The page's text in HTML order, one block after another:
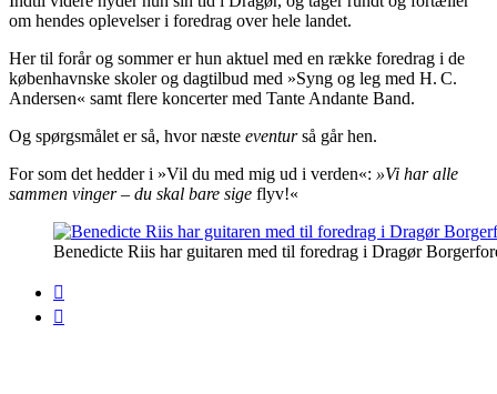
om hendes oplevelser i foredrag over hele landet.
Her til forår og sommer er hun aktuel med en række foredrag i de
københavnske skoler og dagtilbud med »Syng og leg med H. C.
Andersen« samt flere koncerter med Tante Andante Band.
Og spørgsmålet er så, hvor næste eventurså går hen.
For som det hedder i »Vil du med mig ud i verden«: »Vi har alle
sammen vinger – du skal bare sige flyv!«
Benedicte Riis har guitaren med til foredrag i Dragør